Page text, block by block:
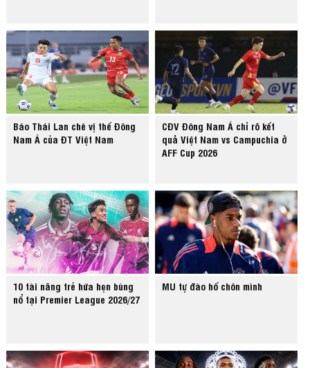
Báo Thái Lan chê vị thế Đông
Nam Á của ĐT Việt Nam
CĐV Đông Nam Á chỉ rõ kết
quả Việt Nam vs Campuchia ở
AFF Cup 2026
10 tài năng trẻ hứa hẹn bùng
nổ tại Premier League 2026/27
MU tự đào hố chôn mình